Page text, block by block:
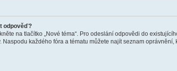
odpověď?
na tlačítko „Nové téma“. Pro odeslání odpovědi do
každého fóra a tématu můžete najít seznam